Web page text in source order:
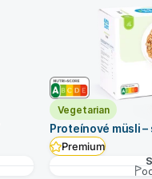
Vegetarian
Proteínové müsli
Premium